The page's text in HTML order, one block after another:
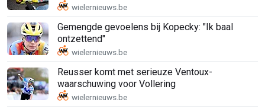
Gemengde gevoelens bij Kopecky: "Ik baal
ontzettend"
Reusser komt met serieuze Ventoux-
waarschuwing voor Vollering